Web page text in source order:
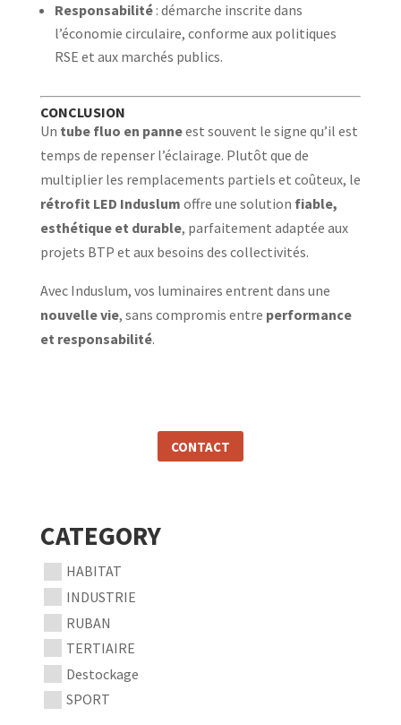
Responsabilité: démarche inscrite dans
l’économie circulaire, conforme aux politiques
RSE et aux marchés publics.
CONCLUSION
Un tube fluo en panneest souvent le signe qu’il est
temps de repenser l’éclairage. Plutôt que de
multiplier les remplacements partiels et coûteux, le
rétrofit LED Induslum offre une solution fiable,
esthétique et durable, parfaitement adaptée aux
projets BTP et aux besoins des collectivités.
Avec Induslum, vos luminaires entrent dans une
nouvelle vie, sans compromis entre performance
et responsabilité.
CONTACT
CATEGORY
HABITAT
INDUSTRIE
RUBAN
TERTIAIRE
Destockage
SPORT